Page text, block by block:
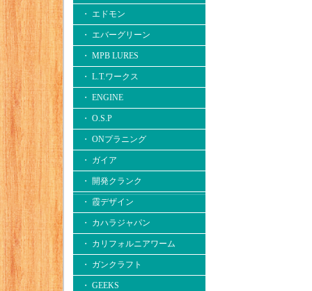
・ エドモン
・ エバーグリーン
・ MPB LURES
・ L.T.ワークス
・ ENGINE
・ O.S.P
・ ONプラニング
・ ガイア
・ 開発クランク
・ 霞デザイン
・ カハラジャパン
・ カリフォルニアワーム
・ ガンクラフト
・ GEEKS